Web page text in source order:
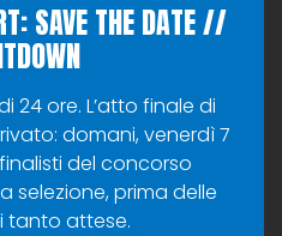
SAVE THE DATE //
ore. L’atto finale di
domani, venerdì 7
del concorso
selezione, prima delle
tanto attese.